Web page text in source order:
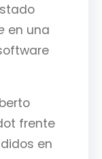
en una
frente
en